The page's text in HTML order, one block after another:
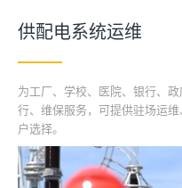
供配电系统运维
为工厂、学校、医院、银行、
行、维保服务，可提供驻场运
户选择。